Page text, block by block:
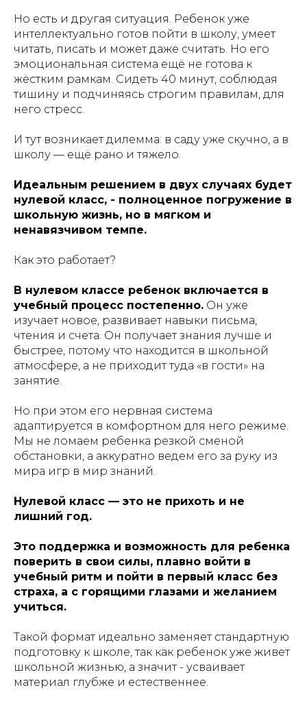
Но есть и другая ситуация. Ребенок уже
интеллектуально готов пойти в школу, умеет
читать, писать и может даже считать. Но его
эмоциональная система ещё не готова к
жёстким рамкам. Сидеть 40 минут, соблюдая
тишину и подчиняясь строгим правилам, для
него стресс.
И тут возникает дилемма: в саду уже скучно, а в
школу — ещё рано и тяжело.
Идеальным решением в двух случаях будет
нулевой класс, - полноценное погружение в
школьную жизнь, но в мягком и
ненавязчивом темпе.
Как это работает?
В нулевом классе ребенок включается в
учебный процесс постепенно. Он уже
изучает новое, развивает навыки письма,
чтения и счета. Он получает знания лучше и
быстрее, потому что находится в школьной
атмосфере, а не приходит туда «в гости» на
занятие.
Но при этом его нервная система
адаптируется в комфортном для него режиме.
Мы не ломаем ребенка резкой сменой
обстановки, а аккуратно ведем его за руку из
мира игр в мир знаний.
Нулевой класс — это не прихоть и не
лишний год.
Это поддержка и возможность для ребенка
поверить в свои силы, плавно войти в
учебный ритм и пойти в первый класс без
страха, а с горящими глазами и желанием
учиться.
Такой формат идеально заменяет стандартную
подготовку к школе, так как ребенок уже живет
школьной жизнью, а значит - усваивает
материал глубже и естественнее.